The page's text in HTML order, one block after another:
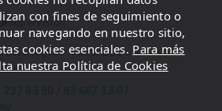
Aviso legal · Política de cookies ·
Supervisión
con fines de seguimiento o
navegando en nuestro sitio,
cookies esenciales. Para más
nuestra Política de Cookies